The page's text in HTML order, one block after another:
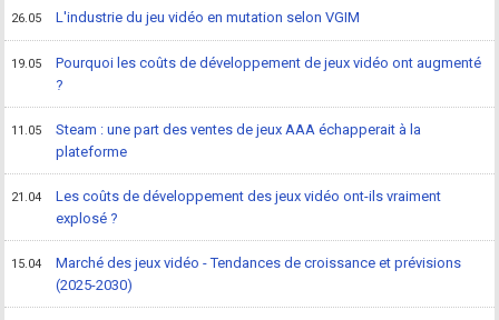
26.05 L'industrie du jeu vidéo en mutation selon VGIM
19.05
Pourquoi les coûts de développement de jeux vidéo ont augmenté
?
11.05
Steam : une part des ventes de jeux AAA échapperait à la
plateforme
21.04
Les coûts de développement des jeux vidéo ont-ils vraiment
explosé ?
15.04
Marché des jeux vidéo - Tendances de croissance et prévisions
(2025-2030)